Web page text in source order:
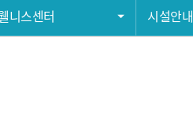
니스센터 시설안내